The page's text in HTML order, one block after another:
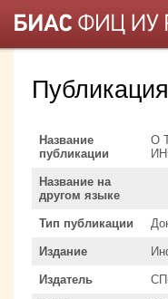
Название
публикации
О
Название на
другом языке
Тип публикации
Издание
Издатель